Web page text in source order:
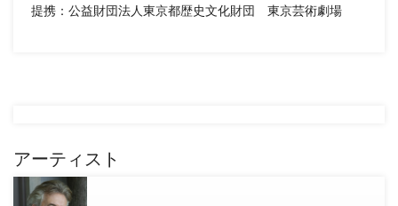
提携：公益財団法人東京都歴史文化財団 東京芸術劇場
アーティスト